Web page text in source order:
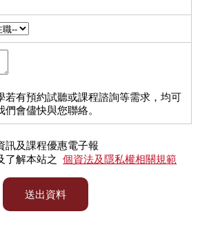
若有預約試聽或課程諮詢等需求，均可
們會儘快與您聯絡。
訊及課程優惠電子報
了解本站之
個資法及隱私權相關規範
送出資料